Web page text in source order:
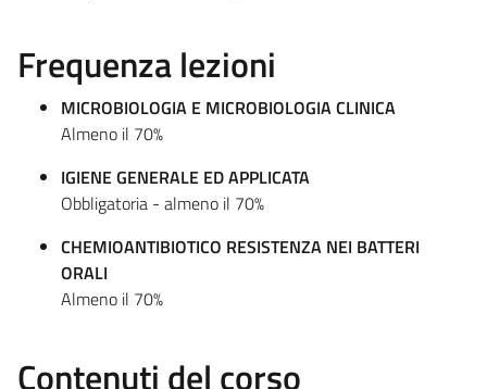
Frequenza lezioni
MICROBIOLOGIA E MICROBIOLOGIA CLINICA
Almeno il 70%
IGIENE GENERALE ED APPLICATA
Obbligatoria - almeno il 70%
CHEMIOANTIBIOTICO RESISTENZA NEI BATTERI
ORALI
Almeno il 70%
Contenuti del corso